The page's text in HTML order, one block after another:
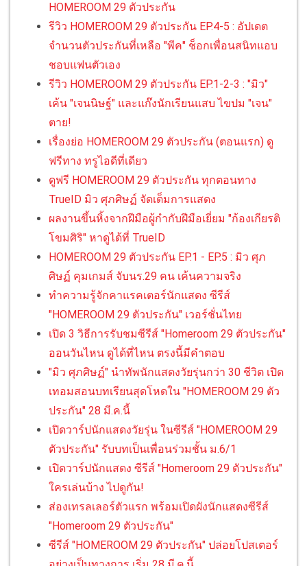
HOMEROOM 29 ตัวประกัน
รีวิว HOMEROOM 29 ตัวประกัน EP.4-5 : อัปเดต
จำนวนตัวประกันที่เหลือ "พีค" ช็อกเพื่อนสนิทแอบ
ชอบแฟนตัวเอง
รีวิว HOMEROOM 29 ตัวประกัน EP.1-2-3 : "มิว"
เค้น "เจนนิษฐ์" และแก๊งนักเรียนแสบ ไขปม "เจน"
ตาย!
เรื่องย่อ HOMEROOM 29 ตัวประกัน (ตอนแรก) ดู
ฟรีทาง ทรูไอดีที่เดียว
ดูฟรี HOMEROOM 29 ตัวประกัน ทุกตอนทาง
TrueID มิว ศุภศิษฏ์ จัดเต็มการแสดง
ผลงานขึ้นหิ้งจากฝีมือผู้กำกับฝีมือเยี่ยม "ก้องเกียรติ
โขมศิริ" หาดูได้ที่ TrueID
HOMEROOM 29 ตัวประกัน EP.1 - EP.5 : มิว ศุภ
ศิษฏ์ คุมเกมส์ จับนร.29 คน เค้นความจริง
ทำความรู้จักคาแรคเตอร์นักแสดง ซีรีส์
"HOMEROOM 29 ตัวประกัน" เวอร์ชั่นไทย
เปิด 3 วิธีการรับชมซีรีส์ "Homeroom 29 ตัวประกัน"
ออนวันไหน ดูได้ที่ไหน ตรงนี้มีคำตอบ
"มิว ศุภศิษฏ์" นำทัพนักแสดงวัยรุ่นกว่า 30 ชีวิต เปิด
เทอมสอนบทเรียนสุดโหดใน "HOMEROOM 29 ตัว
ประกัน" 28 มี.ค.นี้
เปิดวาร์ปนักแสดงวัยรุ่น ในซีรีส์ "HOMEROOM 29
ตัวประกัน" รับบทเป็นเพื่อนร่วมชั้น ม.6/1
เปิดวาร์ปนักแสดง ซีรีส์ "Homeroom 29 ตัวประกัน"
ใครเล่นบ้าง ไปดูกัน!
ส่องเทรลเลอร์ตัวแรก พร้อมเปิดผังนักแสดงซีรีส์
"Homeroom 29 ตัวประกัน"
ซีรีส์ "HOMEROOM 29 ตัวประกัน" ปล่อยโปสเตอร์